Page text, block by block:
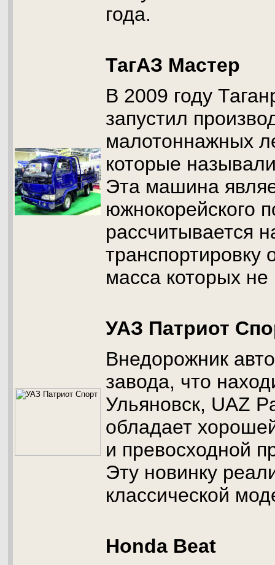
года.
ТагАЗ Мастер
В 2009 году
запустил
малотоннажных
которые
Эта машина
южнокорейского
рассчитывается
транспортировку
масса которых
УАЗ Патриот
Внедорожник
завода, что
Ульяновск, UAZ
обладает
и превосходной
Эту новинку
классической
Honda Beat